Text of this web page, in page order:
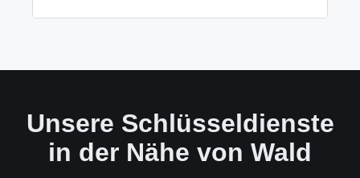
Unsere Schlüsseldienste
in der Nähe von Wald